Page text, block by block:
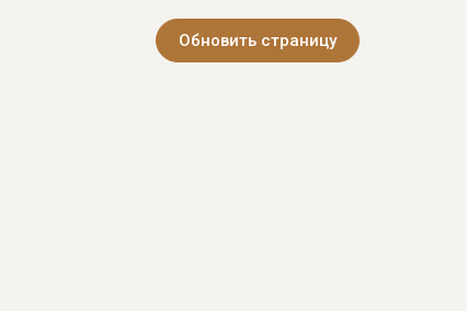
Обновить страницу